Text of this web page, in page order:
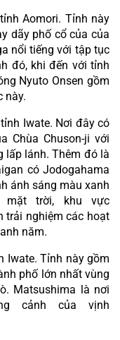
Aomori. Tỉnh này
dãy phố cổ của của
nổi tiếng với tập tục
đó, khi đến với tỉnh
Nyuto Onsen gồm
này.
Iwate. Nơi đây có
Chùa Chuson-ji với
lấp lánh. Thêm đó là
có Jodogahama
ánh sáng màu xanh
trời, khu vực
trải nghiệm các hoạt
năm.
Iwate. Tỉnh này gồm
phố lớn nhất vùng
Matsushima là nơi
cảnh của vịnh